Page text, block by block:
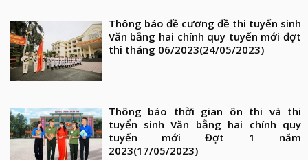
Thông báo đề cương đề thi tuyển sinh
Văn bằng hai chính quy tuyển mới đợt
thi tháng 06/2023(24/05/2023)
Thông báo thời gian ôn thi và thi
tuyển sinh Văn bằng hai chính quy
tuyển mới Đợt 1 năm
2023(17/05/2023)